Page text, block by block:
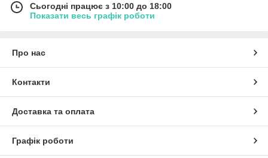
Сьогодні працює з 10:00 до 18:00
Показати весь графік роботи
Про нас
Контакти
Доставка та оплата
Графік роботи